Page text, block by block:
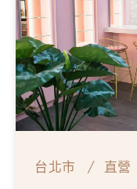
台北市 直營